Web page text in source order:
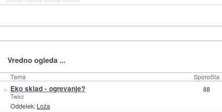
Vredno ogleda ...
Tema Sporočila
» Eko sklad - ogrevanje?
Twixz
Oddelek: Loža
88